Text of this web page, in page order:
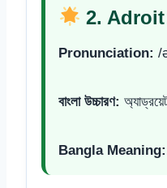
2.
Pronunciation: /
বাংলা উচ্চারণ:
Bangla Meaning: